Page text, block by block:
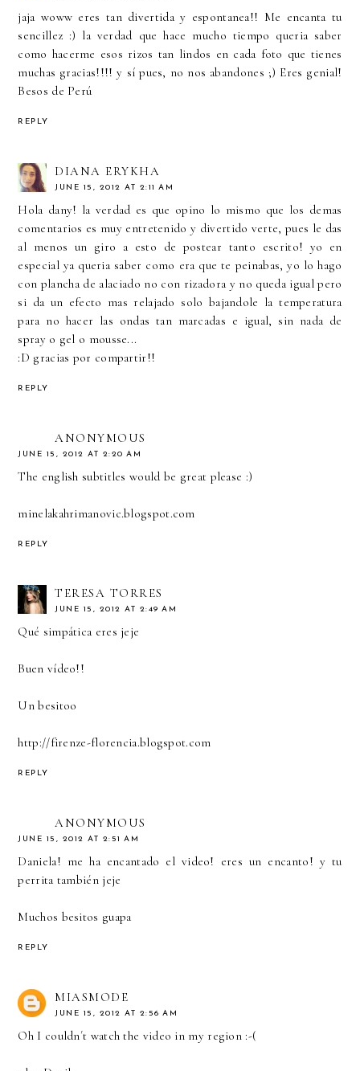
jaja woww eres tan divertida y espontanea!! Me encanta tu
sencillez :) la verdad que hace mucho tiempo queria saber
como hacerme esos rizos tan lindos en cada foto que tienes
muchas gracias!!!! y sí pues, no nos abandones ;) Eres genial!
Besos de Perú
REPLY
DIANA ERYKHA
JUNE 15, 2012 AT 2:11 AM
Hola dany! la verdad es que opino lo mismo que los demas
comentarios es muy entretenido y divertido verte, pues le das
al menos un giro a esto de postear tanto escrito! yo en
especial ya queria saber como era que te peinabas, yo lo hago
con plancha de alaciado no con rizadora y no queda igual pero
si da un efecto mas relajado solo bajandole la temperatura
para no hacer las ondas tan marcadas e igual, sin nada de
spray o gel o mousse...
:D gracias por compartir!!
REPLY
ANONYMOUS
JUNE 15, 2012 AT 2:20 AM
The english subtitles would be great please :)
minelakahrimanovic.blogspot.com
REPLY
TERESA TORRES
JUNE 15, 2012 AT 2:49 AM
Qué simpática eres jeje
Buen vídeo!!
Un besitoo
http://firenze-florencia.blogspot.com
REPLY
ANONYMOUS
JUNE 15, 2012 AT 2:51 AM
Daniela! me ha encantado el video! eres un encanto! y tu
perrita también jeje
Muchos besitos guapa
REPLY
MIASMODE
JUNE 15, 2012 AT 2:56 AM
Oh I couldn´t watch the video in my region :-(